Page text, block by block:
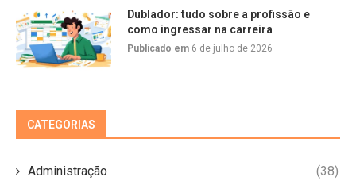
Dublador: tudo sobre a profissão e
como ingressar na carreira
Publicado em 6 de julho de 2026
CATEGORIAS
Administração (38)